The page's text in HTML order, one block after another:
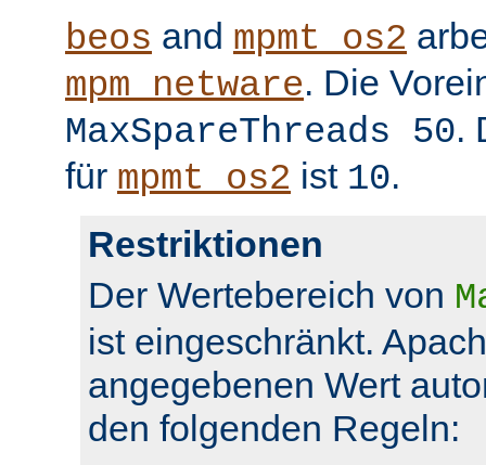
beos and mpmt_os2
mpm_netware. Die
MaxSpareThreads 50.
für mpmt_os2 ist 10.
Restriktionen
Der Wertebereich von
ist eingeschränkt.
angegebenen Wert
den folgenden Regeln: